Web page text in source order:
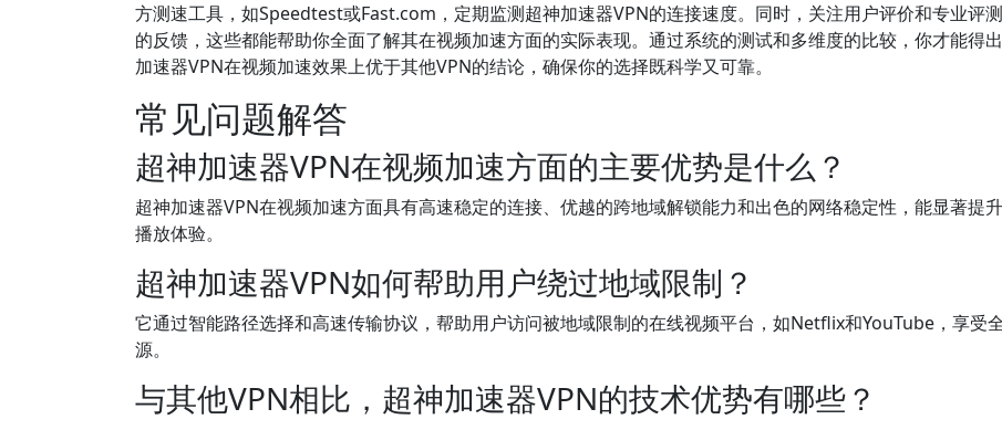
方测速工具，如Speedtest或Fast.com，定期监测超神加速器VPN的连接速度。同时，关注用户评价和专业评
的反馈，这些都能帮助你全面了解其在视频加速方面的实际表现。通过系统的测试和多维度的比较，你才能得
加速器VPN在视频加速效果上优于其他VPN的结论，确保你的选择既科学又可靠。
常见问题解答
超神加速器VPN在视频加速方面的主要优势是什么？
超神加速器VPN在视频加速方面具有高速稳定的连接、优越的跨地域解锁能力和出色的网络稳定性，能显著提
播放体验。
超神加速器VPN如何帮助用户绕过地域限制？
它通过智能路径选择和高速传输协议，帮助用户访问被地域限制的在线视频平台，如Netflix和YouTube，享受
源。
与其他VPN相比，超神加速器VPN的技术优势有哪些？